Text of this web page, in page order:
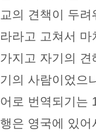
교의 견책이 두
라라고 고쳐서
가지고 자기의 견
기의 사람이었으
어로 번역되기는
행은 영국에 있